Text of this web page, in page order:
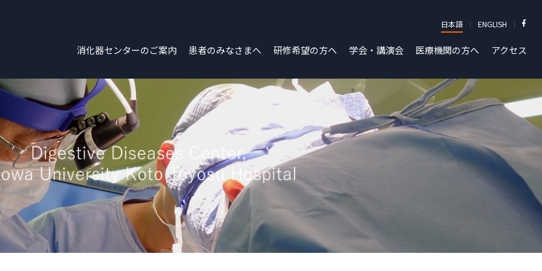
日本語 ENGLISH
消化器センターのご案内 患者のみなさまへ 研修希望の方へ 学会・講演会 医療機関の方へ アクセス